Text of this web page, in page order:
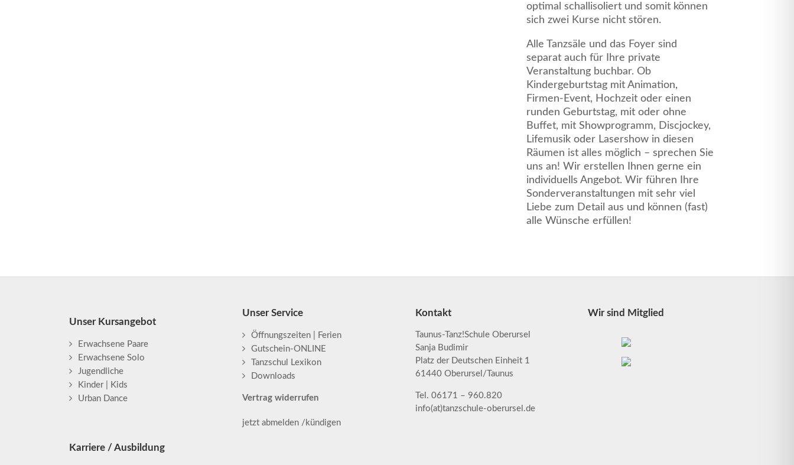
optimal schallisoliert und somit können
sich zwei Kurse nicht stören.
Alle Tanzsäle und das Foyer sind
separat auch für Ihre private
Veranstaltung buchbar. Ob
Kindergeburtstag mit Animation,
Firmen-Event, Hochzeit oder einen
runden Geburtstag, mit oder ohne
Buffet, mit Showprogramm, Discjockey,
Lifemusik oder Lasershow in diesen
Räumen ist alles möglich – sprechen Sie
uns an! Wir erstellen Ihnen gerne ein
individuells Angebot. Wir führen Ihre
Sonderveranstaltungen mit sehr viel
Liebe zum Detail aus und können (fast)
alle Wünsche erfüllen!
Unser Kursangebot
Erwachsene Paare
Erwachsene Solo
Jugendliche
Kinder | Kids
Urban Dance
Karriere / Ausbildung
Unser Service
Öffnungszeiten | Ferien
Gutschein-ONLINE
Tanzschul Lexikon
Downloads
Vertrag widerrufen
jetzt abmelden /kündigen
Kontakt
Taunus-Tanz!Schule Oberursel
Sanja Budimir
Platz der Deutschen Einheit 1
61440 Oberursel/Taunus
Tel. 06171 – 960.820
info(at)tanzschule-oberursel.de
Wir sind Mitglied